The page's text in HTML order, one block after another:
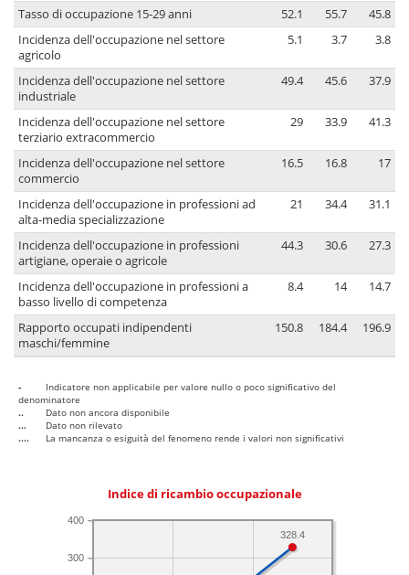
Tasso di occupazione 15-29 anni
52.1 55.7
45.8
Incidenza dell'occupazione nel settore
agricolo
5.1 3.7 3.8
Incidenza dell'occupazione nel settore
industriale
49.4 45.6 37.9
Incidenza dell'occupazione nel settore
terziario extracommercio
29 33.9 41.3
Incidenza dell'occupazione nel settore
commercio
16.5 16.8 17
Incidenza dell'occupazione in professioni ad
alta-media specializzazione
21 34.4 31.1
Incidenza dell'occupazione in professioni
artigiane, operaie o agricole
44.3 30.6 27.3
Incidenza dell'occupazione in professioni a
basso livello di competenza
8.4 14 14.7
Rapporto occupati indipendenti
maschi/femmine
150.8 184.4 196.9
-
Indicatore non applicabile per valore nullo o poco significativo del
denominatore
..
Dato non ancora disponibile
...
Dato non rilevato
....
La mancanza o esiguità del fenomeno rende i valori non significativi
Indice di ricambio occupazionale
300
400
328.4